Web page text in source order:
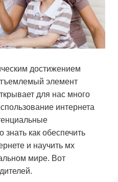
достижением
элемент
для нас много
интернета
как обеспечить
и научить мх
мире. Вот